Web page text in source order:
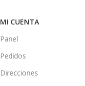
MI CUENTA
Panel
Pedidos
Direcciones